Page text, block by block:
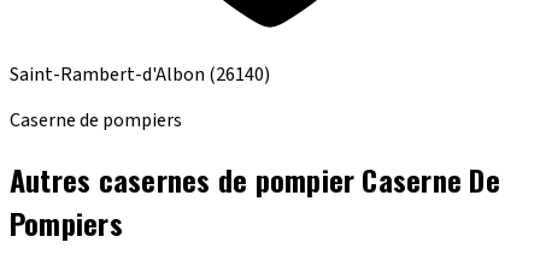
Saint-Rambert-d'Albon (26140)
Caserne de pompiers
Autres casernes de pompier Caserne De
Pompiers